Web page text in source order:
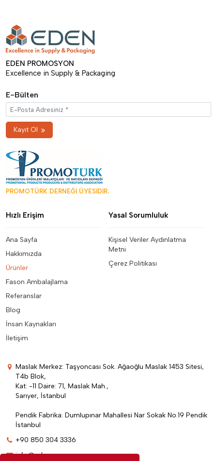
EDEN PROMOSYON
Excellence in Supply & Packaging
E-Bülten
Kayıt Ol
PROMOTÜRK DERNEĞİ ÜYESİDİR.
Hızlı Erişim
Ana Sayfa
Hakkımızda
Ürünler
Fason Ambalajlama
Referanslar
Blog
İnsan Kaynakları
İletişim
Yasal Sorumluluk
Kişisel Veriler Aydınlatma
Metni
Çerez Politikası
Maslak Merkez: Taşyoncası Sok. Ağaoğlu Maslak 1453 Sitesi,
T4b Blok,
Kat: -11 Daire: 71, Maslak Mah.,
Sarıyer, İstanbul
Pendik Fabrika: Dumlupınar Mahallesi Nar Sokak No.19 Pendik
İstanbul
+90 850 304 3336
info@edenpromosyon.com